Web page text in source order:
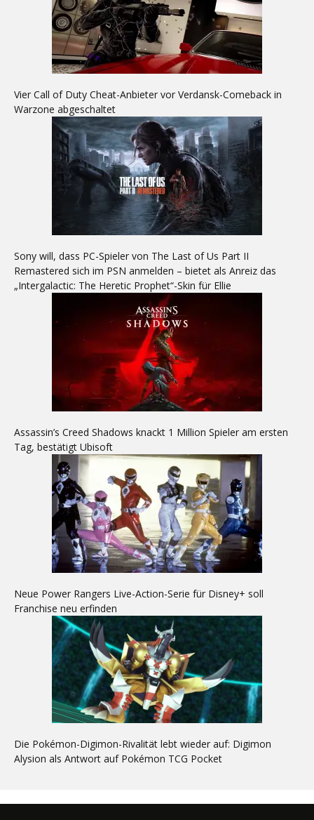
Vier Call of Duty Cheat-Anbieter vor Verdansk-Comeback in
Warzone abgeschaltet
Sony will, dass PC-Spieler von The Last of Us Part II
Remastered sich im PSN anmelden – bietet als Anreiz das
„Intergalactic: The Heretic Prophet“-Skin für Ellie
Assassin’s Creed Shadows knackt 1 Million Spieler am ersten
Tag, bestätigt Ubisoft
Neue Power Rangers Live-Action-Serie für Disney+ soll
Franchise neu erfinden
Die Pokémon-Digimon-Rivalität lebt wieder auf: Digimon
Alysion als Antwort auf Pokémon TCG Pocket